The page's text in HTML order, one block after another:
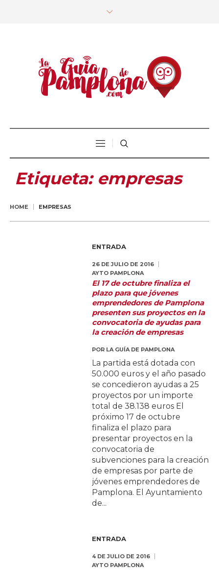
Etiqueta: empresas
HOME EMPRESAS
ENTRADA
26 DE JULIO DE 2016
AYTO PAMPLONA
El 17 de octubre finaliza el
plazo para que jóvenes
emprendedores de Pamplona
presenten sus proyectos en la
convocatoria de ayudas para
la creación de empresas
POR LA GUÍA DE PAMPLONA
La partida está dotada con
50.000 euros y el año pasado
se concedieron ayudas a 25
proyectos por un importe
total de 38.138 euros El
próximo 17 de octubre
finaliza el plazo para
presentar proyectos en la
convocatoria de
subvenciones para la creación
de empresas por parte de
jóvenes emprendedores de
Pamplona. El Ayuntamiento
de...
ENTRADA
4 DE JULIO DE 2016
AYTO PAMPLONA